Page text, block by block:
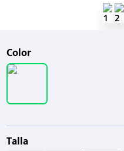
Color
Talla